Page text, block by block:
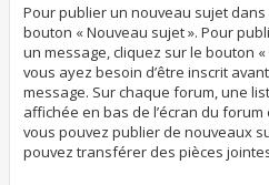
Pour publier un nouveau sujet
bouton « Nouveau sujet ». Pour
un message, cliquez sur le bouton
vous ayez besoin d’être inscrit
message. Sur chaque forum, une
affichée en bas de l’écran du
vous pouvez publier de nouveaux
pouvez transférer des pièces